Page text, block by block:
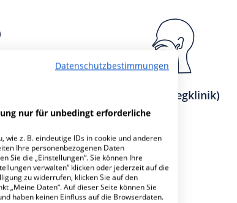
HNO (Belegklinik)
6
Datenschutzbestimmungen
nur für unbedingt erforderliche
z. B. eindeutige IDs in cookie und anderen
Ihre personenbezogenen Daten
Sie die „Einstellungen“. Sie können Ihre
verwalten“ klicken oder jederzeit auf die
zu widerrufen, klicken Sie auf den
„Meine Daten“. Auf dieser Seite können Sie
haben keinen Einfluss auf die Browserdaten.